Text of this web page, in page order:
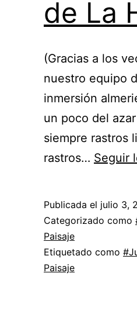
de La
(Gracias a los
nuestro equipo
inmersión
un poco del
siempre rastros
rastros… Seguir
Publicada el julio 3,
Categorizado como
Paisaje
Etiquetado como
Paisaje